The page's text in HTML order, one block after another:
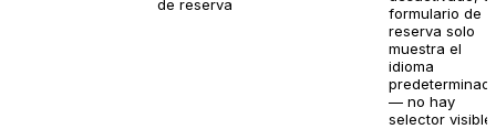
de reserva
formulario de
reserva solo
muestra el
idioma
— no hay
selector visible.